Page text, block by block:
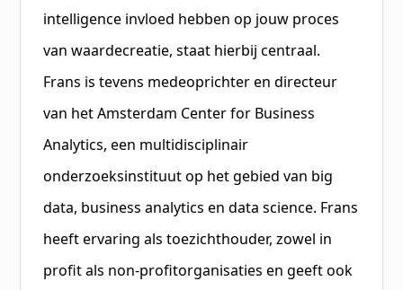
intelligence invloed hebben op jouw proces
van waardecreatie, staat hierbij centraal.
Frans is tevens medeoprichter en directeur
van het Amsterdam Center for Business
Analytics, een multidisciplinair
onderzoeksinstituut op het gebied van big
data, business analytics en data science. Frans
heeft ervaring als toezichthouder, zowel in
profit als non-profitorganisaties en geeft ook